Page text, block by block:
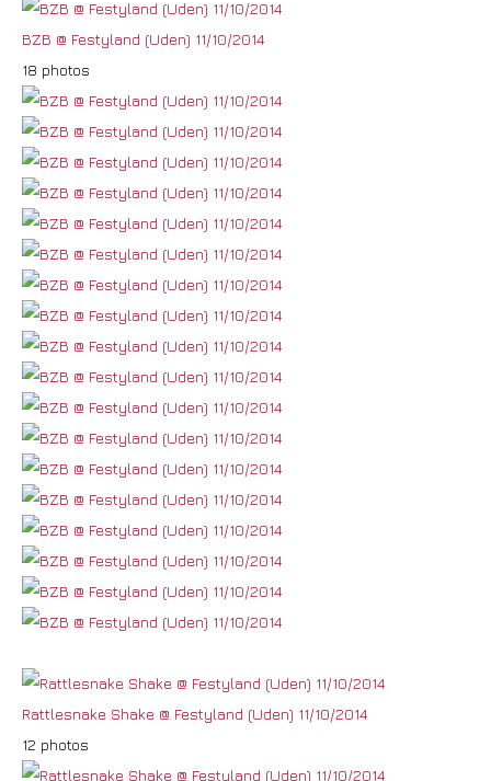
BZB @ Festyland (Uden) 11/10/2014
18 photos
Rattlesnake Shake @ Festyland (Uden) 11/10/2014
12 photos